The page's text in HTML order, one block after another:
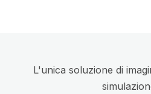
L'unica soluzione di